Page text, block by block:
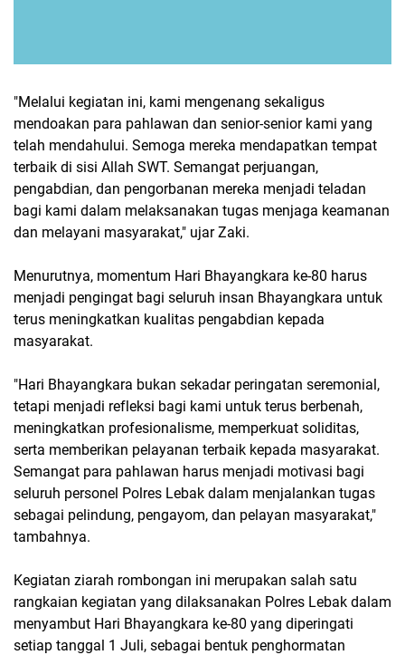
"Melalui kegiatan ini, kami mengenang sekaligus
mendoakan para pahlawan dan senior-senior kami yang
telah mendahului. Semoga mereka mendapatkan tempat
terbaik di sisi Allah SWT. Semangat perjuangan,
pengabdian, dan pengorbanan mereka menjadi teladan
bagi kami dalam melaksanakan tugas menjaga keamanan
dan melayani masyarakat," ujar Zaki.
Menurutnya, momentum Hari Bhayangkara ke-80 harus
menjadi pengingat bagi seluruh insan Bhayangkara untuk
terus meningkatkan kualitas pengabdian kepada
masyarakat.
"Hari Bhayangkara bukan sekadar peringatan seremonial,
tetapi menjadi refleksi bagi kami untuk terus berbenah,
meningkatkan profesionalisme, memperkuat soliditas,
serta memberikan pelayanan terbaik kepada masyarakat.
Semangat para pahlawan harus menjadi motivasi bagi
seluruh personel Polres Lebak dalam menjalankan tugas
sebagai pelindung, pengayom, dan pelayan masyarakat,"
tambahnya.
Kegiatan ziarah rombongan ini merupakan salah satu
rangkaian kegiatan yang dilaksanakan Polres Lebak dalam
menyambut Hari Bhayangkara ke-80 yang diperingati
setiap tanggal 1 Juli, sebagai bentuk penghormatan